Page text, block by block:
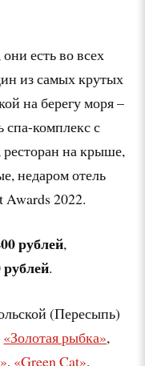
есть во всех
из самых крутых
на берегу моря –
спа-комплекс с
на крыше,
недаром отель
2022.
рублей,
рублей.
(Пересыпь)
«Золотая рыбка»,
, «Green Cat»,